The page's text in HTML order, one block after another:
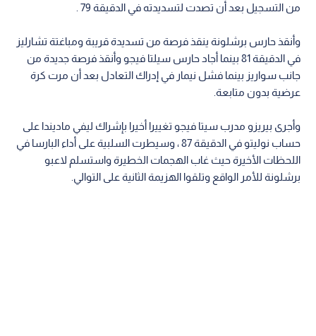
من التسجيل بعد أن تصدت لتسديدته في الدقيقة 79 .
وأنقذ حارس برشلونة ينقذ فرصة من تسديدة قريبة ومباغتة تشارليز
في الدقيقة 81 بينما أجاد حارس سيلتا فيجو وأنقذ فرصة جديدة من
جانب سواريز بينما فشل نيمار في إدراك التعادل بعد أن مرت كرة
عرضية بدون متابعة.
وأجرى بيريزو مدرب سيتا فيجو تغييرا أخيرا بإشراك ليفي ماديندا على
حساب نوليتو في الدقيقة 87 ، وسيطرت السلبية على أداء البارسا في
اللحظات الأخيرة حيث غاب الهجمات الخطيرة واستسلم لاعبو
برشلونة للأمر الواقع وتلقوا الهزيمة الثانية على التوالي.